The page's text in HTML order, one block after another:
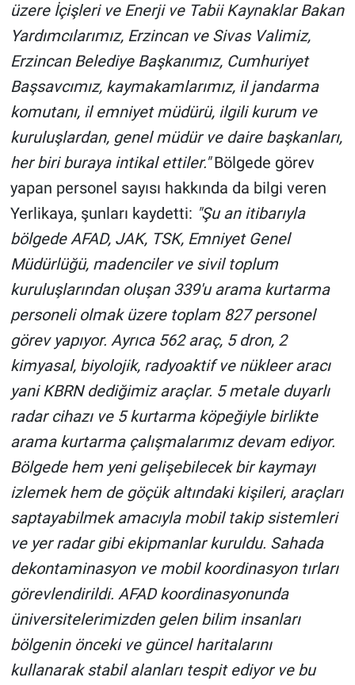
üzere İçişleri ve Enerji ve Tabii Kaynaklar Bakan
Yardımcılarımız, Erzincan ve Sivas Valimiz,
Erzincan Belediye Başkanımız, Cumhuriyet
Başsavcımız, kaymakamlarımız, il jandarma
komutanı, il emniyet müdürü, ilgili kurum ve
kuruluşlardan, genel müdür ve daire başkanları,
her biri buraya intikal ettiler."Bölgede görev
yapan personel sayısı hakkında da bilgi veren
Yerlikaya, şunları kaydetti: "Şu an itibarıyla
bölgede AFAD, JAK, TSK, Emniyet Genel
Müdürlüğü, madenciler ve sivil toplum
kuruluşlarından oluşan 339'u arama kurtarma
personeli olmak üzere toplam 827 personel
görev yapıyor. Ayrıca 562 araç, 5 dron, 2
kimyasal, biyolojik, radyoaktif ve nükleer aracı
yani KBRN dediğimiz araçlar. 5 metale duyarlı
radar cihazı ve 5 kurtarma köpeğiyle birlikte
arama kurtarma çalışmalarımız devam ediyor.
Bölgede hem yeni gelişebilecek bir kaymayı
izlemek hem de göçük altındaki kişileri, araçları
saptayabilmek amacıyla mobil takip sistemleri
ve yer radar gibi ekipmanlar kuruldu. Sahada
dekontaminasyon ve mobil koordinasyon tırları
görevlendirildi. AFAD koordinasyonunda
üniversitelerimizden gelen bilim insanları
bölgenin önceki ve güncel haritalarını
kullanarak stabil alanları tespit ediyor ve bu
Canlı Yayın